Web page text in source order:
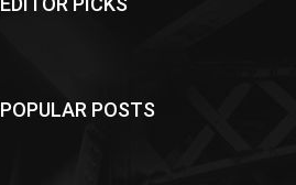
POPULAR POSTS